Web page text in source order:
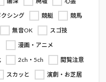
シング 競艇
競馬
無音OK
スゴ技
漫画・アニメ
2ch・5ch
閲覧注意
スカッと
演劇・お芝居